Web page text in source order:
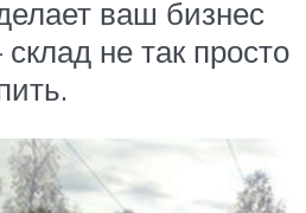
ваш бизнес
не так просто